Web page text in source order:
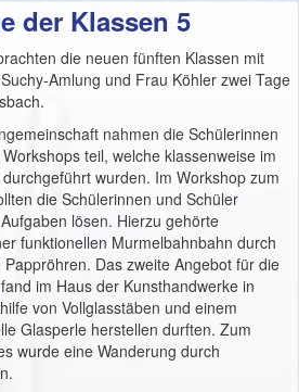
der Klassen 5
die neuen fünften Klassen mit
Amlung und Frau Köhler zwei Tage
nahmen die Schülerinnen
teil, welche klassenweise im
wurden. Im Workshop zum
die Schülerinnen und Schüler
lösen. Hierzu gehörte
funktionellen Murmelbahnbahn durch
Das zweite Angebot für die
im Haus der Kunsthandwerke in
von Vollglasstäben und einem
Glasperle herstellen durften. Zum
wurde eine Wanderung durch